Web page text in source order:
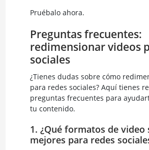
Pruébalo ahora.
Preguntas frecuentes:
redimensionar videos
sociales
¿Tienes dudas sobre cómo
para redes sociales? Aquí tienes
preguntas frecuentes para
tu contenido.
1. ¿Qué formatos de video
mejores para redes